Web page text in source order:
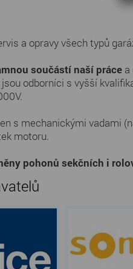
a opravy všech typů
součástí naší práce a
odborníci s vyšší
s mechanickými vadami
motoru.
pohonů sekčních i